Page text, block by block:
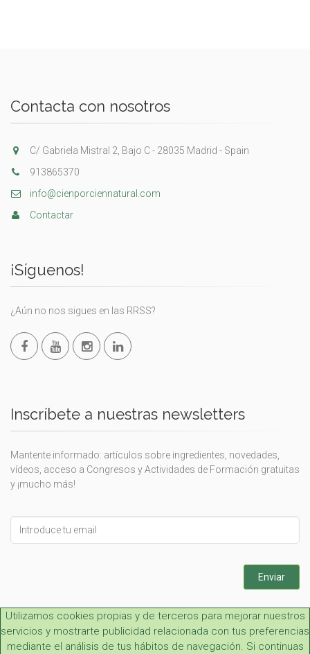
Contacta con nosotros
C/ Gabriela Mistral 2, Bajo C - 28035 Madrid - Spain
913865370
info@cienporciennatural.com
Contactar
¡Síguenos!
¿Aún no nos sigues en las RRSS?
Inscríbete a nuestras newsletters
Mantente informado: artículos sobre ingredientes, novedades,
vídeos, acceso a Congresos y Actividades de Formación gratuitas
y ¡mucho más!
this
field
Enviar
Utilizamos cookies propias y de terceros para mejorar nuestros
servicios y mostrarte publicidad relacionada con tus preferencias
mediante el análisis de tus hábitos de navegación. Si continuas